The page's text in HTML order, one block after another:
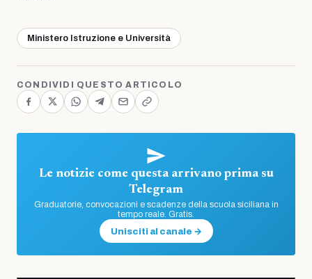
Ministero Istruzione e Università
CONDIVIDI QUESTO ARTICOLO
Le notizie come questa arrivano prima su
Telegram
Graduatorie, convocazioni e scadenze della scuola siciliana in
tempo reale. Gratis.
Unisciti al canale →